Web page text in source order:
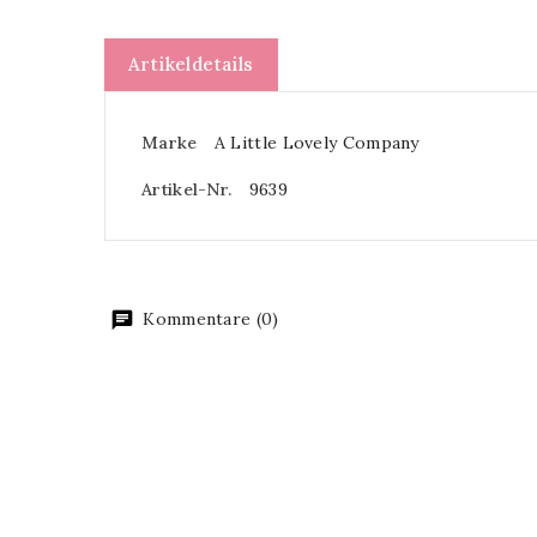
Artikeldetails
Marke A Little Lovely Company
Artikel-Nr. 9639
Kommentare (0)